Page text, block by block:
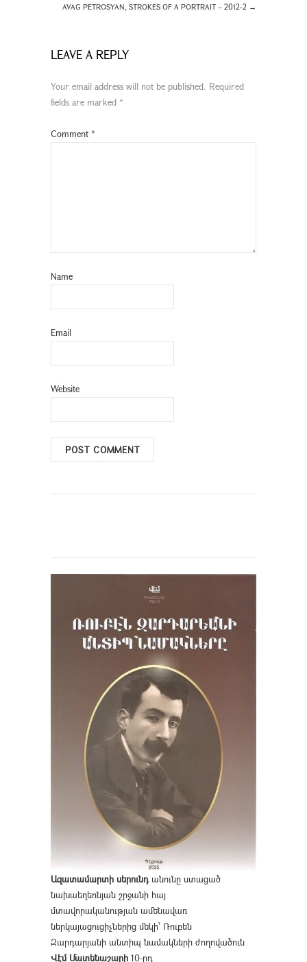
AVAG PETROSYAN, STROKES OF A PORTRAIT – 2012-2 →
LEAVE A REPLY
Your email address will not be published. Required
fields are marked *
Comment *
Name
Email
Website
Ազատամարտի սերունդանունը ստացած
նախաեղեռնյան շրջանի հայ
մտավորականության ամենավառ
ներկայացուցիչներից մեկի՝ Ռուբեն
Զարդարյանի անտիպ նամակների ժողովածուն
Վէմ Մատենաշարի 10-րդ